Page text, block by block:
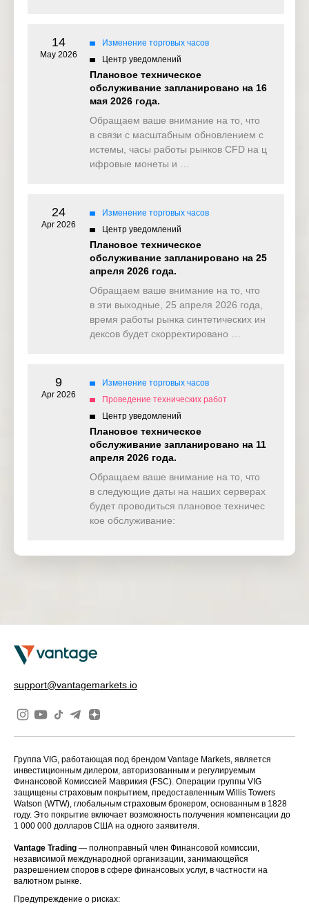
14
May 2026
Изменение торговых часов
Центр уведомлений
Плановое техническое
обслуживание запланировано на 16
мая 2026 года.
Обращаем ваше внимание на то, что
в связи с масштабным обновлением с
истемы, часы работы рынков CFD на ц
ифровые монеты и …
24
Apr 2026
Изменение торговых часов
Центр уведомлений
Плановое техническое
обслуживание запланировано на 25
апреля 2026 года.
Обращаем ваше внимание на то, что
в эти выходные, 25 апреля 2026 года,
время работы рынка синтетических ин
дексов будет скорректировано …
9
Apr 2026
Изменение торговых часов
Проведение технических работ
Центр уведомлений
Плановое техническое
обслуживание запланировано на 11
апреля 2026 года.
Обращаем ваше внимание на то, что
в следующие даты на наших серверах
будет проводиться плановое техничес
кое обслуживание:
support@vantagemarkets.io
Группа VIG, работающая под брендом Vantage Markets, является
инвестиционным дилером, авторизованным и регулируемым
Финансовой Комиссией Маврикия (FSC). Операции группы VIG
защищены страховым покрытием, предоставленным Willis Towers
Watson (WTW), глобальным страховым брокером, основанным в 1828
году. Это покрытие включает возможность получения компенсации до
1 000 000 долларов США на одного заявителя.
Vantage Trading — полноправный член Финансовой комиссии,
независимой международной организации, занимающейся
разрешением споров в сфере финансовых услуг, в частности на
валютном рынке.
Предупреждение о рисках: